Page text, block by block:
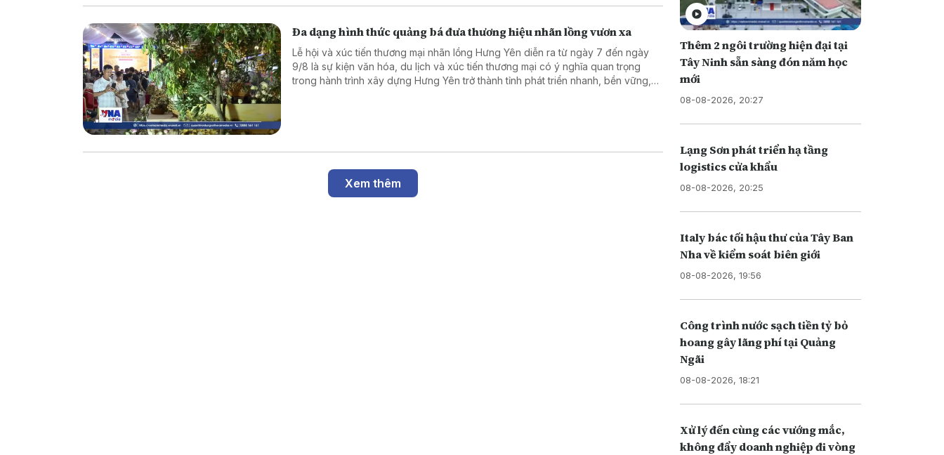
Đa dạng hình thức quảng bá đưa thương hiệu nhãn lồng vươn xa
Lễ hội và xúc tiến thương mại nhãn lồng Hưng Yên diễn ra từ ngày 7 đến ngày
9/8 là sự kiện văn hóa, du lịch và xúc tiến thương mại có ý nghĩa quan trọng
trong hành trình xây dựng Hưng Yên trở thành tỉnh phát triển nhanh, bền vững,
Xem thêm
Thêm 2 ngôi trường hiện đại tại
Tây Ninh sẵn sàng đón năm học
mới
08-08-2026, 20:27
Lạng Sơn phát triển hạ tầng
logistics cửa khẩu
08-08-2026, 20:25
Italy bác tối hậu thư của Tây Ban
Nha về kiểm soát biên giới
08-08-2026, 19:56
Công trình nước sạch tiền tỷ bỏ
hoang gây lãng phí tại Quảng
Ngãi
08-08-2026, 18:21
Xử lý đến cùng các vướng mắc,
không đẩy doanh nghiệp đi vòng